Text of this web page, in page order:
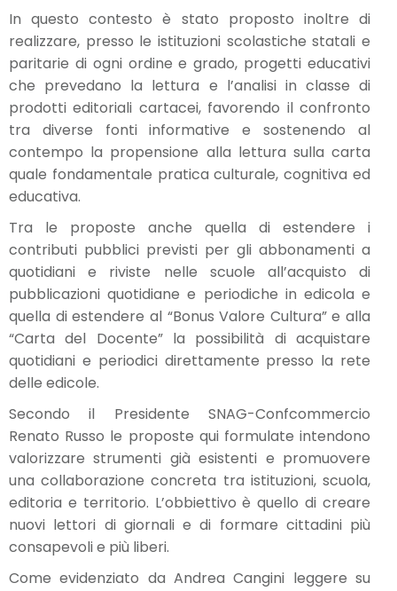
In questo contesto è stato proposto inoltre di
realizzare, presso le istituzioni scolastiche statali e
paritarie di ogni ordine e grado, progetti educativi
che prevedano la lettura e l’analisi in classe di
prodotti editoriali cartacei, favorendo il confronto
tra diverse fonti informative e sostenendo al
contempo la propensione alla lettura sulla carta
quale fondamentale pratica culturale, cognitiva ed
educativa.
Tra le proposte anche quella di estendere i
contributi pubblici previsti per gli abbonamenti a
quotidiani e riviste nelle scuole all’acquisto di
pubblicazioni quotidiane e periodiche in edicola e
quella di estendere al “Bonus Valore Cultura” e alla
“Carta del Docente” la possibilità di acquistare
quotidiani e periodici direttamente presso la rete
delle edicole.
Secondo il Presidente SNAG-Confcommercio
Renato Russo le proposte qui formulate intendono
valorizzare strumenti già esistenti e promuovere
una collaborazione concreta tra istituzioni, scuola,
editoria e territorio. L’obbiettivo è quello di creare
nuovi lettori di giornali e di formare cittadini più
consapevoli e più liberi.
Come evidenziato da Andrea Cangini leggere su